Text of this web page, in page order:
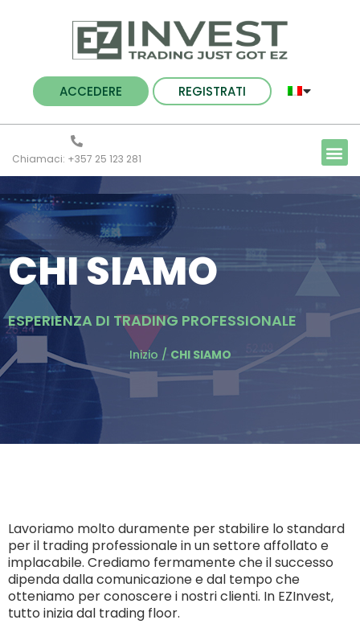
ACCEDERE REGISTRATI
Chiamaci: +357 25 123 281
CHI SIAMO
ESPERIENZA DI TRADING PROFESSIONALE
Inizio / CHI SIAMO
Lavoriamo molto duramente per stabilire lo standard
per il trading professionale in un settore affollato e
implacabile. Crediamo fermamente che il successo
dipenda dalla comunicazione e dal tempo che
otteniamo per conoscere i nostri clienti. In EZInvest,
tutto inizia dal trading floor.